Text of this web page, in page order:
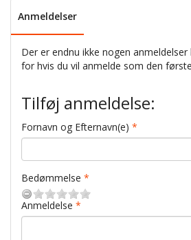
Anmeldelser
Der er endnu ikke nogen
for hvis du vil anmelde som den
Tilføj anmeldelse:
Fornavn og Efternavn(e)
Bedømmelse
Anmeldelse